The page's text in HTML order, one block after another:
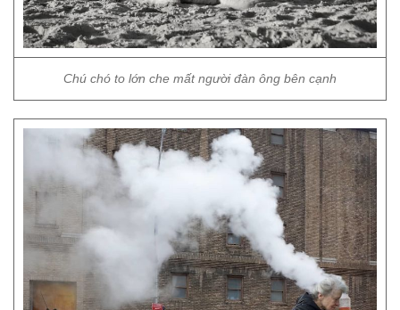
Chú chó to lớn che mất người đàn ông bên cạnh